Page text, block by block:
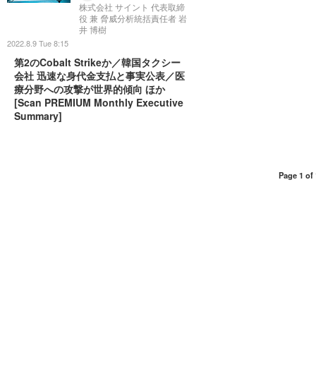
株式会社 サイント 代表取締
役 兼 脅威分析統括責任者 岩
井 博樹
2022.8.9 Tue 8:15
第2のCobalt Strikeか／韓国タクシー
会社 迅速な身代金支払と事実公表／医
療分野への攻撃が世界的傾向 ほか
[Scan PREMIUM Monthly Executive
Summary]
Page 1 of